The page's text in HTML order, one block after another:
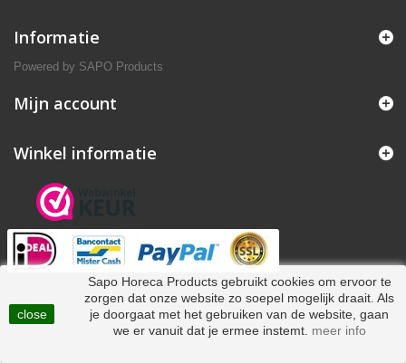
Informatie
Powered by SAPO Products
Mijn account
Winkel informatie
close
Sapo Horeca Products gebruikt cookies om ervoor te
zorgen dat onze website zo soepel mogelijk draait. Als
je doorgaat met het gebruiken van de website, gaan
we er vanuit dat je ermee instemt. meer info